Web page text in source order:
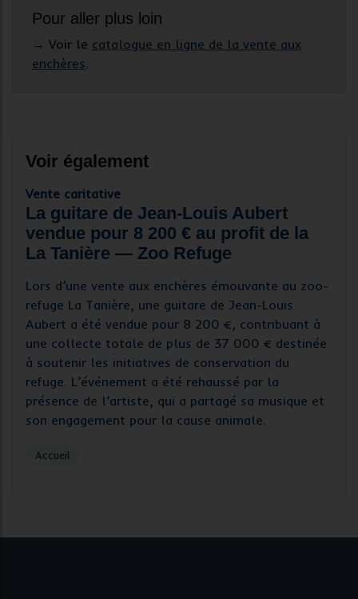
Pour aller plus loin
→ Voir le catalogue en ligne de la vente aux
enchères.
Voir également
Vente caritative
La guitare de Jean-Louis Aubert
vendue pour 8 200 € au profit de la
La Tanière — Zoo Refuge
Lors d’une vente aux enchères émouvante au zoo-
refuge La Tanière, une guitare de Jean-Louis
Aubert a été vendue pour 8 200 €, contribuant à
une collecte totale de plus de 37 000 € destinée
à soutenir les initiatives de conservation du
refuge. L’événement a été rehaussé par la
présence de l’artiste, qui a partagé sa musique et
son engagement pour la cause animale.
Accueil